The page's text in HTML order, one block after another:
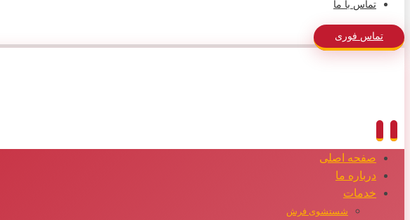
تماس با ما
تماس فوری
صفحه اصلی
درباره ما
خدمات
شستشوی فرش